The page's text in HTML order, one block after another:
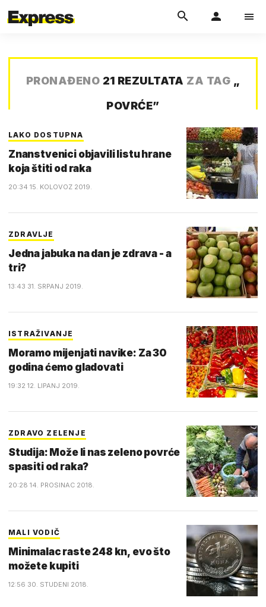
PRONAĐENO 21 REZULTATA ZA TAG „
POVRĆE”
LAKO DOSTUPNA
Znanstvenici objavili listu hrane
koja štiti od raka
20:34 15. KOLOVOZ 2019.
ZDRAVLJE
Jedna jabuka na dan je zdrava - a
tri?
13:43 31. SRPANJ 2019.
ISTRAŽIVANJE
Moramo mijenjati navike: Za 30
godina ćemo gladovati
19:32 12. LIPANJ 2019.
ZDRAVO ZELENJE
Studija: Može li nas zeleno povrće
spasiti od raka?
20:28 14. PROSINAC 2018.
MALI VODIČ
Minimalac raste 248 kn, evo što
možete kupiti
12:56 30. STUDENI 2018.